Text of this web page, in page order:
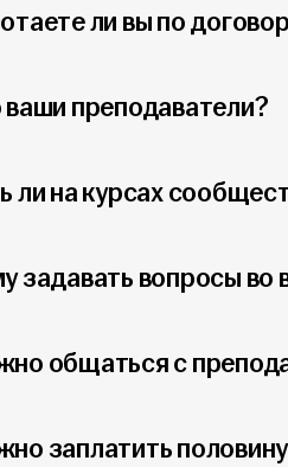
ли вы по
ваши преподаватели?
ли на курсах
задавать вопросы во
общаться с
заплатить